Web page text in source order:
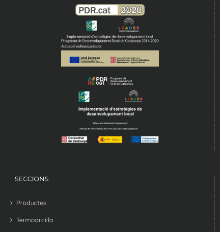
SECCIONS
Productes
Termoarcilla